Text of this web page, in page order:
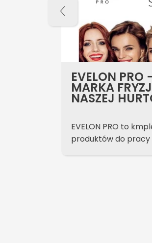
EVELON
MARKA
NASZEJ
EVELON PRO to
produktów do pracy